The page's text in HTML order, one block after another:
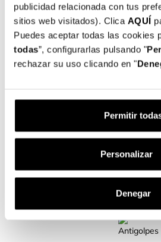
publicidad relacionada con tus
sitios web visitados). Clica AQUÍ
Puedes aceptar todas las cookies
todas”, configurarlas pulsando "
rechazar su uso clicando en "
Permitir
Personalizar
Denegar
Colore: Trasparente
COLORES
Rinforzata< /